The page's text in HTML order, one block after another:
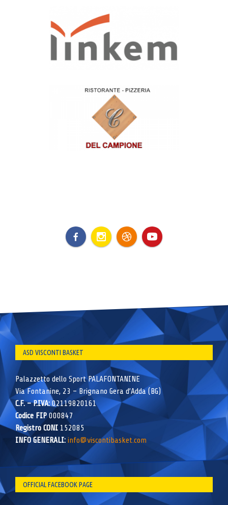
ASD VISCONTI BASKET
Palazzetto dello Sport PALAFONTANINE
Via Fontanine, 23 – Brignano Gera d’Adda (BG)
C.F. – P.IVA:02119820161
Codice FIP000847
Registro CONI 152085
INFO GENERALI: info@viscontibasket.com
OFFICIAL FACEBOOK PAGE